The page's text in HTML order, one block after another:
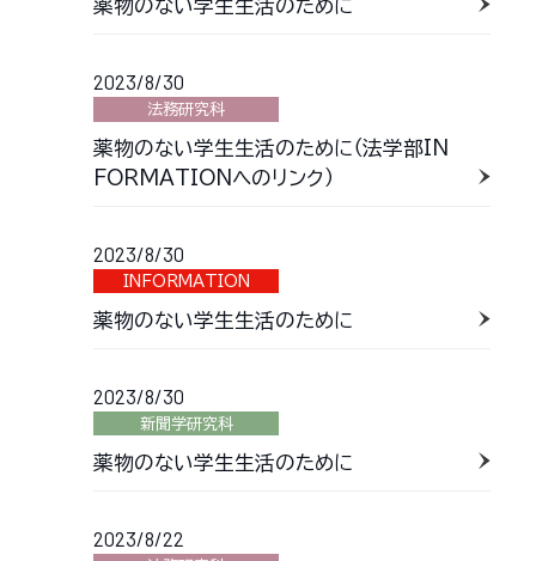
薬物のない学生生活のために
2023/8/30
法務研究科
薬物のない学生生活のために（法学部IN
FORMATIONへのリンク）
2023/8/30
INFORMATION
薬物のない学生生活のために
2023/8/30
新聞学研究科
薬物のない学生生活のために
2023/8/22